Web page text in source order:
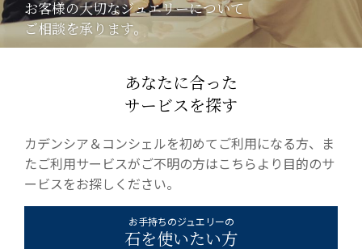
お客様の大切なジュエリーについて
ご相談を承ります。
あなたに合った
サービスを探す
カデンシア＆コンシェルを初めてご利用になる方、ま
たご利用サービスがご不明の方はこちらより目的のサ
ービスをお探しください。
お手持ちのジュエリーの
石を使いたい方